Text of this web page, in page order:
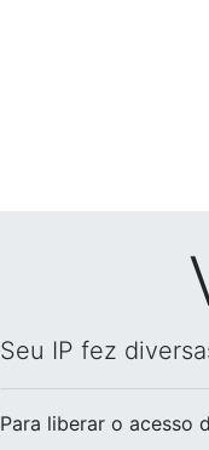
Seu IP fez
Para liberar o acesso